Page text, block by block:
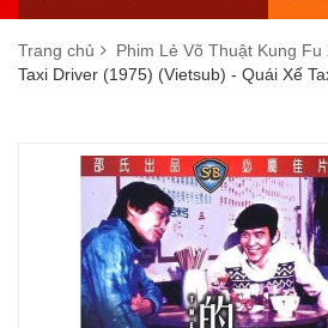
Trang chủ Phim Lẻ Võ Thuật Kung Fu
Taxi Driver (1975) (Vietsub) - Quái Xế